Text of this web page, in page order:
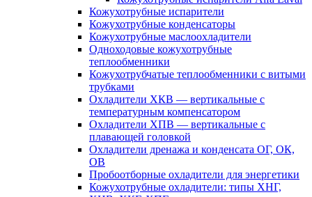
Кожухотрубные испарители
Кожухотрубные конденсаторы
Кожухотрубные маслоохладители
Одноходовые кожухотрубные
теплообменники
Кожухотрубчатые теплообменники с витыми
трубками
Охладители ХКВ — вертикальные с
температурным компенсатором
Охладители ХПВ — вертикальные с
плавающей головкой
Охладители дренажа и конденсата ОГ, ОК,
ОВ
Пробоотборные охладители для энергетики
Кожухотрубные охладители: типы ХНГ,